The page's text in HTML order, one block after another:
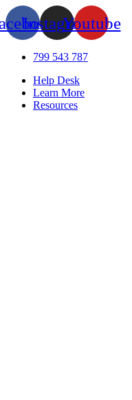
InstagramYoutube
799 543 787
Help Desk
Learn More
Resources